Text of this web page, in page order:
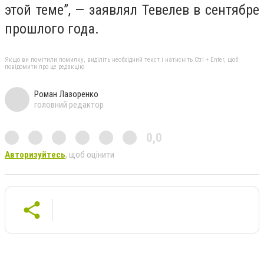
этой теме”, — заявлял Тевелев в сентябре
прошлого года.
Якщо ви помітили помилку, виділіть необхідний текст і натисніть Ctrl + Enter, щоб
повідомити про це редакцію
Роман Лазоренко
головний редактор
0,0
Авторизуйтесь, щоб оцінити